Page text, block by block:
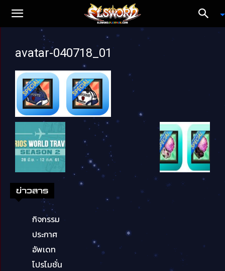
avatar-040718_01
ข่าวสาร
กิจกรรม
ประกาศ
อัพเดท
โปรโมชั่น